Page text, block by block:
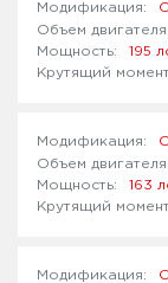
195
163